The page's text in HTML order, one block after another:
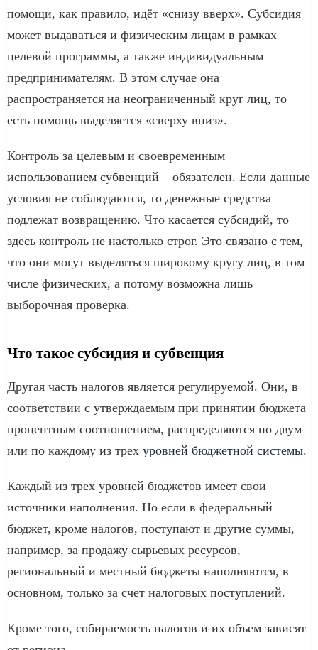
помощи, как правило, идёт «снизу вверх». Субсидия
может выдаваться и физическим лицам в рамках
целевой программы, а также индивидуальным
предпринимателям. В этом случае она
распространяется на неограниченный круг лиц, то
есть помощь выделяется «сверху вниз».
Контроль за целевым и своевременным
использованием субвенций – обязателен. Если данные
условия не соблюдаются, то денежные средства
подлежат возвращению. Что касается субсидий, то
здесь контроль не настолько строг. Это связано с тем,
что они могут выделяться широкому кругу лиц, в том
числе физических, а потому возможна лишь
выборочная проверка.
Что такое субсидия и субвенция
Другая часть налогов является регулируемой. Они, в
соответствии с утверждаемым при принятии бюджета
процентным соотношением, распределяются по двум
или по каждому из трех уровней бюджетной системы.
Каждый из трех уровней бюджетов имеет свои
источники наполнения. Но если в федеральный
бюджет, кроме налогов, поступают и другие суммы,
например, за продажу сырьевых ресурсов,
региональный и местный бюджеты наполняются, в
основном, только за счет налоговых поступлений.
Кроме того, собираемость налогов и их объем зависят